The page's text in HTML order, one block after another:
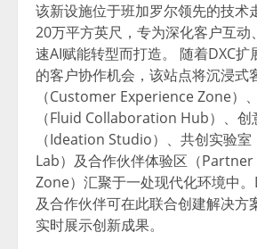
该新设施位于班加罗尔领先的技术
20万平方英尺，专为深化客户互动
速AI赋能转型而打造。 随着DXC扩
的客户协作机会，该站点将沉浸式
（Customer Experience Zone）
（Fluid Collaboration Hub）、创
（Ideation Studio）、共创实验
Lab）及合作伙伴体验区（
Zone）汇聚于一处现代化环境中
及合作伙伴可在此联合创建解决方
实时展示创新成果。